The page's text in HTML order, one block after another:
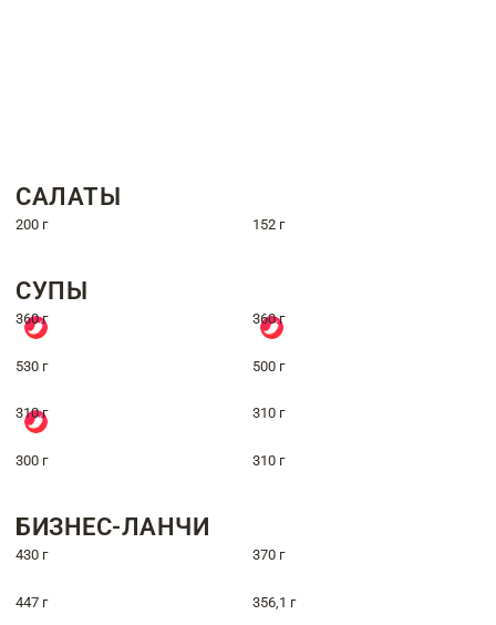
САЛАТЫ
200 г 152 г
СУПЫ
360 г 360 г
530 г 500 г
310 г 310 г
300 г 310 г
БИЗНЕС-ЛАНЧИ
430 г 370 г
447 г 356,1 г